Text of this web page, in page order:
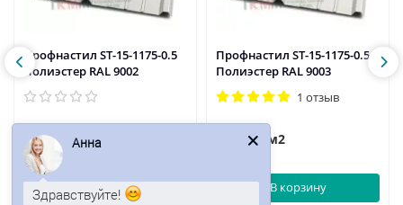
Профнастил ST-15-1175-0.5
Полиэстер RAL 9002
646р. 536р.
В корзину
Профнастил ST-15-1175-0.5
Полиэстер RAL 9003
1 отзыв
526р. /м2
В корзину
Анна
Здравствуйте!